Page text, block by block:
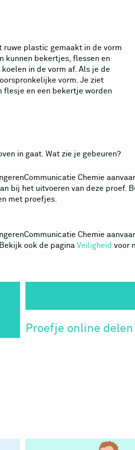
plastic gemaakt in de vorm
kunnen bekertjes, flessen en
in de vorm af. Als je de
vorm. Je ziet
flesje en een bekertje worden
in gaat. Wat zie je gebeuren?
Chemie
bij het uitvoeren van deze proef.
met proefjes.
Chemie
ook de pagina Veiligheid voor
Proefje online delen